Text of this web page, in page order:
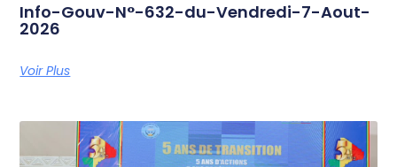
Info-Gouv-N°-632-du-Vendredi-7-Aout-
2026
Voir Plus